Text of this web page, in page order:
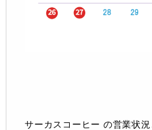
サーカスコーヒー の営業状